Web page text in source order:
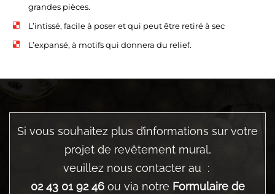
grandes pièces.
L’intissé, facile à poser et qui peut être retiré à sec
L’expansé, à motifs qui donnera du relief.
Si vous souhaitez plus d’informations sur votre
projet de revêtement mural,
veuillez nous contacter au :
02 43 01 92 46 ou via notre Formulaire de